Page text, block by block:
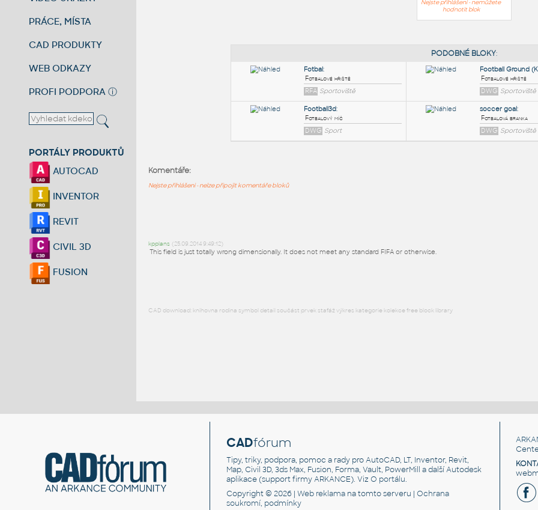
PRÁCE, MÍSTA
CAD PRODUKTY
WEB ODKAZY
PROFI PODPORA ⓘ
PORTÁLY PRODUKTŮ
AUTOCAD
INVENTOR
REVIT
CIVIL 3D
FUSION
Nejste přihlášeni - nemůžete
hodnotit blok
DWG Sport
Komentáře:
Nejste přihlášeni - nelze připojit komentáře bloků
kpplans (25.09.2014 9:49:12)
This field is just totally wrong dimensionally. It does not meet any standard FIFA or otherwise.
CAD download: knihovna rodina symbol detail součást prvek stafáž výkres kategorie kolekce free block library
CADfórum
Tipy, triky, podpora, pomoc a rady pro AutoCAD, LT, Inventor, Revit,
Map, Civil 3D, 3ds Max, Fusion, Forma, Vault, PowerMill a další Autodesk
aplikace (support firmy ARKANCE). VizO portálu.
Copyright © 2026 |Web reklama na tomto serveru |Ochrana
soukromí, podmínky